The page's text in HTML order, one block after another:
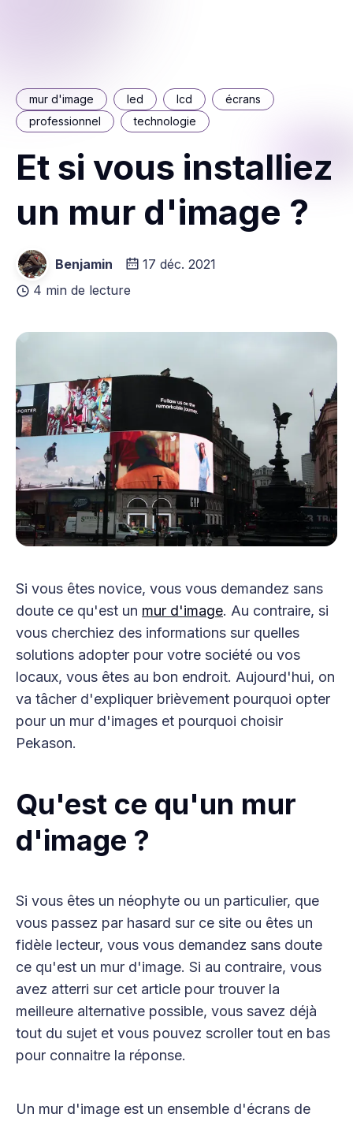
mur d'image led lcd
écrans
professionnel
technologie
Et si vous installiez
un mur d'image ?
Benjamin
17 déc. 2021
4 min de lecture
Si vous êtes novice, vous vous demandez sans
doute ce qu'est un mur d'image. Au contraire, si
vous cherchiez des informations sur quelles
solutions adopter pour votre société ou vos
locaux, vous êtes au bon endroit. Aujourd'hui, on
va tâcher d'expliquer brièvement pourquoi opter
pour un mur d'images et pourquoi choisir
Pekason.
Qu'est ce qu'un mur
d'image ?
Si vous êtes un néophyte ou un particulier, que
vous passez par hasard sur ce site ou êtes un
fidèle lecteur, vous vous demandez sans doute
ce qu'est un mur d'image. Si au contraire, vous
avez atterri sur cet article pour trouver la
meilleure alternative possible, vous savez déjà
tout du sujet et vous pouvez scroller tout en bas
pour connaitre la réponse.
Un mur d'image est un ensemble d'écrans de